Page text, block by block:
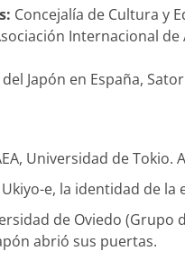
Concejalía de Cultura y
Internacional de
Japón en España,
Universidad de
Ukiyo-e, la identidad de
de Oviedo (Grupo
abrió sus puertas.